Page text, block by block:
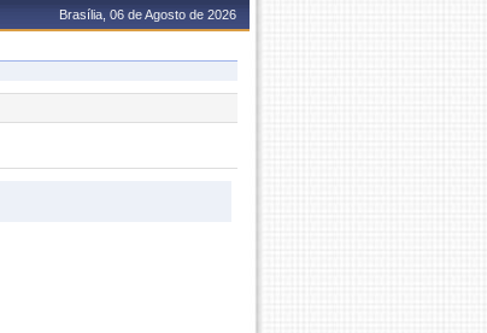
Brasília, 06 de Agosto de 2026